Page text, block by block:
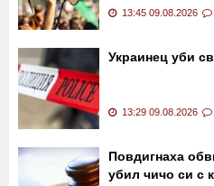
13:45 09.08.2026
Украинец уби
13:29 09.08.2026
Повдигнаха
убил чичо си с